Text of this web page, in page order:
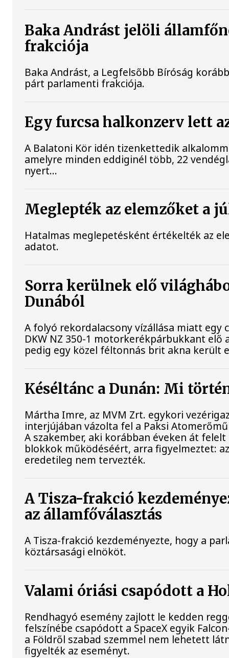
Baka Andrást jelöli
frakciója
Baka Andrást, a Legfelsőbb Bíróság
párt parlamenti frakciója.
Egy furcsa halkonzerv lett
A Balatoni Kör idén tizenkettedik
amelyre minden eddiginél több, 22
nyert...
Meglepték az elemzőket a
Hatalmas meglepetésként értékelték az
adatot.
Sorra kerülnek elő
Dunából
A folyó rekordalacsony vízállása miatt
DKW NZ 350-1 motorkerékpárbukkant
pedig egy közel féltonnás brit akna került
Késéltánc a Dunán: Mi
Mártha Imre, az MVM Zrt. egykori
interjújában vázolta fel a Paksi
A szakember, aki korábban éveken át
blokkok működéséért, arra figyelmeztet:
eredetileg nem tervezték.
A Tisza-frakció
az államfőválasztás
A Tisza-frakció kezdeményezte, hogy a
köztársasági elnököt.
Valami óriási csapódott a
Rendhagyó esemény zajlott le kedden
felszínébe csapódott a SpaceX egyik
a Földről szabad szemmel nem lehetett
figyelték az eseményt.